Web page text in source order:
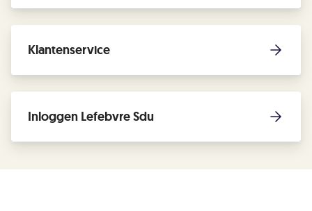
Klantenservice
Inloggen Lefebvre Sdu